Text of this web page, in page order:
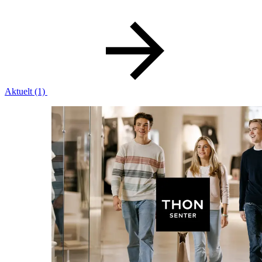
Aktiviteter
Merker
Inspirasjon
Aktuelt (1)